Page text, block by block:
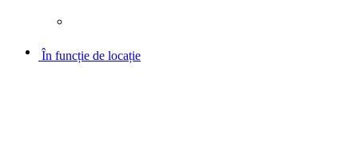
În funcție de locație